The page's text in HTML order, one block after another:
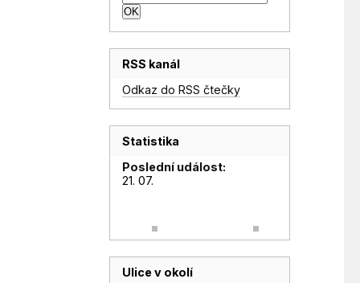
RSS kanál
Odkaz do RSS čtečky
Statistika
Poslední událost:
21. 07.
Ulice v okolí